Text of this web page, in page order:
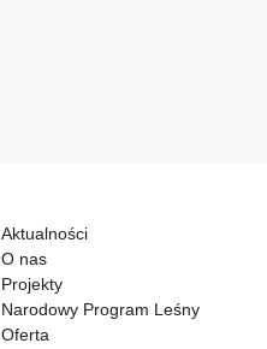
Aktualności
O nas
Projekty
Narodowy Program Leśny
Oferta